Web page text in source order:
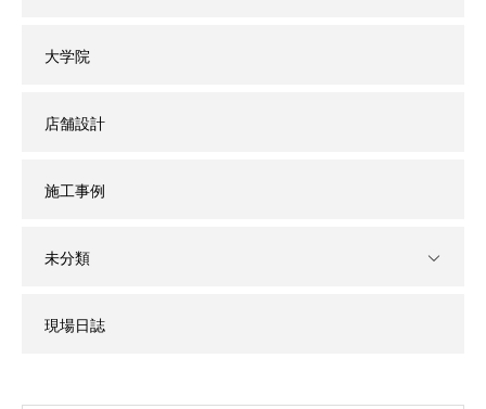
大学院
店舗設計
施工事例
未分類
現場日誌